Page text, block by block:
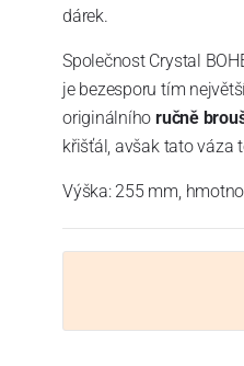
dárek.
Společnost Crystal
je bezesporu tím
originálního ručně
křišťál, avšak tato váza
Výška: 255 mm,